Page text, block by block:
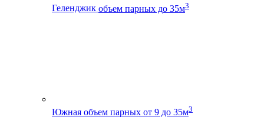
Геленджик объем парных до 35м3
Южная объем парных от 9 до 35м3